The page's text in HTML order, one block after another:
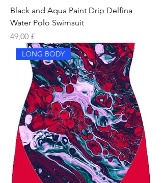
Black and Aqua Paint Drip Delfina
Water Polo Swimsuit
Price
49,00 £
LONG BODY